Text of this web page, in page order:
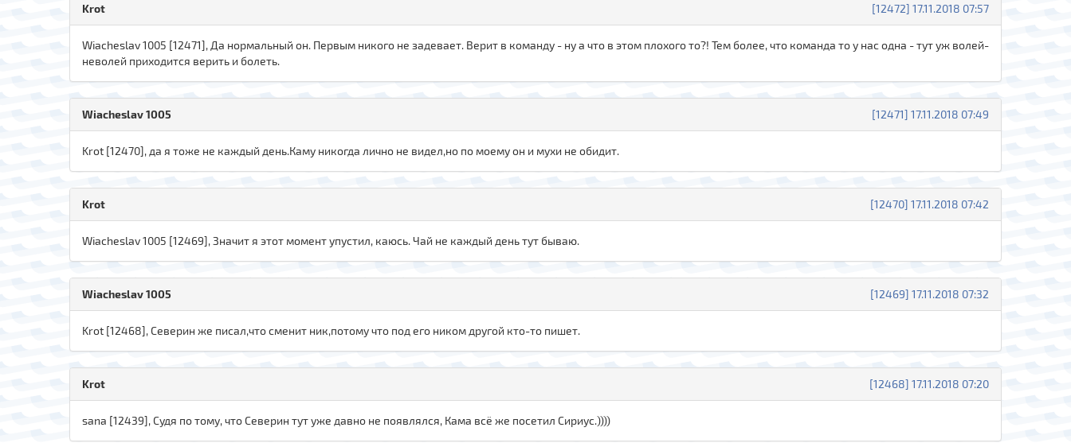
[12472] 17.11.2018 07:57
Krot
Wiacheslav 1005 [12471], Да нормальный он. Первым никого не задевает. Верит в команду - ну а что в этом плохого то?! Тем более, что команда то у нас одна - тут уж волей-
неволей приходится верить и болеть.
[12471] 17.11.2018 07:49
Wiacheslav 1005
Krot [12470], да я тоже не каждый день.Каму никогда лично не видел,но по моему он и мухи не обидит.
[12470] 17.11.2018 07:42
Krot
Wiacheslav 1005 [12469], Значит я этот момент упустил, каюсь. Чай не каждый день тут бываю.
[12469] 17.11.2018 07:32
Wiacheslav 1005
Krot [12468], Северин же писал,что сменит ник,потому что под его ником другой кто-то пишет.
[12468] 17.11.2018 07:20
Krot
sana [12439], Судя по тому, что Северин тут уже давно не появлялся, Кама всё же посетил Сириус.))))